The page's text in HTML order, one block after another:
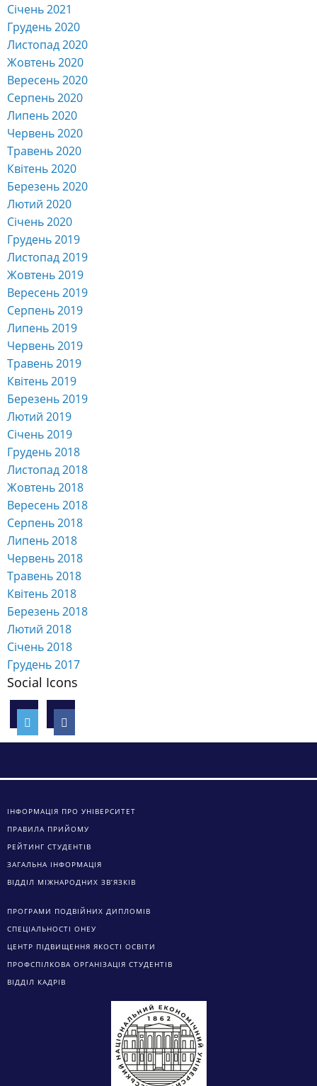
Січень 2021
Грудень 2020
Листопад 2020
Жовтень 2020
Вересень 2020
Серпень 2020
Липень 2020
Червень 2020
Травень 2020
Квітень 2020
Березень 2020
Лютий 2020
Січень 2020
Грудень 2019
Листопад 2019
Жовтень 2019
Вересень 2019
Серпень 2019
Липень 2019
Червень 2019
Травень 2019
Квітень 2019
Березень 2019
Лютий 2019
Січень 2019
Грудень 2018
Листопад 2018
Жовтень 2018
Вересень 2018
Серпень 2018
Липень 2018
Червень 2018
Травень 2018
Квітень 2018
Березень 2018
Лютий 2018
Січень 2018
Грудень 2017
Social Icons
ІНФОРМАЦІЯ ПРО УНІВЕРСИТЕТ
ПРАВИЛА ПРИЙОМУ
РЕЙТИНГ СТУДЕНТІВ
ЗАГАЛЬНА ІНФОРМАЦІЯ
ВІДДІЛ МІЖНАРОДНИХ ЗВ’ЯЗКІВ
ПРОГРАМИ ПОДВІЙНИХ ДИПЛОМІВ
СПЕЦІАЛЬНОСТІ ОНЕУ
ЦЕНТР ПІДВИЩЕННЯ ЯКОСТІ ОСВІТИ
ПРОФСПІЛКОВА ОРГАНІЗАЦІЯ СТУДЕНТІВ
ВІДДІЛ КАДРІВ